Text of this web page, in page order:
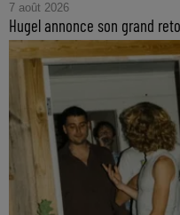
7 août 2026
Hugel annonce son grand